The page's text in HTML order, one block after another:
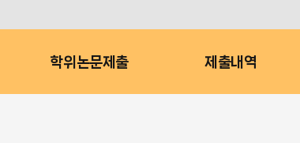
학위논문제출 제출내역